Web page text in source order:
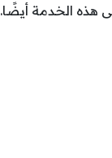
هذه الخدمة أيضًا.